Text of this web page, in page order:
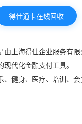
得仕通卡在线回收
由上海得仕企业服务有
现代化金融支付工具
健身、医疗、培训、会